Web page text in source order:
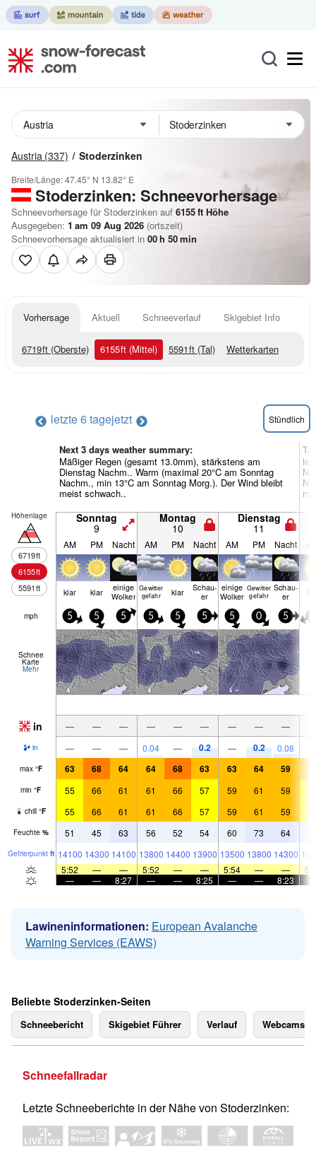
Austria (337) Stoderzinken
Breite/Länge:47.45° N 13.82° E
Stoderzinken: Schneevorhersage
Schneevorhersage für Stoderzinken auf 6155ft Höhe
Ausgegeben: 1 am 09 Aug 2026 (ortszeit)
Schneevorhersage aktualisiert in 00h 50min
Vorhersage Aktuell Schneeverlauf Skigebiet Info
6719ft (Oberste) 6155ft (Mittel) 5591ft (Tal) Wetterkarten
letzte 6 tagejetzt Stündlich
Next 3 days weather summary:
Mäßiger Regen (gesamt 13.0mm), stärkstens am
Dienstag Nachm.. Warm (maximal 20°C am Sonntag
Nachm., min 13°C am Sonntag Morg.). Der Wind bleibt
meist schwach..
Höhenlage
6719ft
6155ft
5591ft
Sonntag
9
Montag
10
Dienstag
11
AM PM Nacht AM PM Nacht AM PM Nacht
klar klar einige
Wolken
Gewitter
gefahr
klar Schau­
er
einige
Wolken
Gewitter
gefahr
Schau­
er
mph 5 5 5 5 5 5 5 0 5
Schnee
Karte
Mehr
in — — — — — — — — —
in — — — 0.04 — 0.2 — 0.2 0.08
max °F 63 68 64 64 68 63 63 64 59
min °F 55 66 61 61 66 57 59 61 59
chill °F 55 66 61 61 66 57 59 61 59
Feuchte % 51 45 63 56 52 54 60 73 64
Gefrier­punkt ft 14100 14300 14100 13800 14400 13900 13500 13800 14300
5:52
— — 5:52 — — 5:54 — —
—
— 8:27 — — 8:25 — — 8:23
Lawineninformationen: European Avalanche
Warning Services (EAWS)
Beliebte Stoderzinken-Seiten
Schneebericht Skigebiet Führer Verlauf Webcams
Schneefallradar
Letzte Schneeberichte in der Nähe von Stoderzinken: